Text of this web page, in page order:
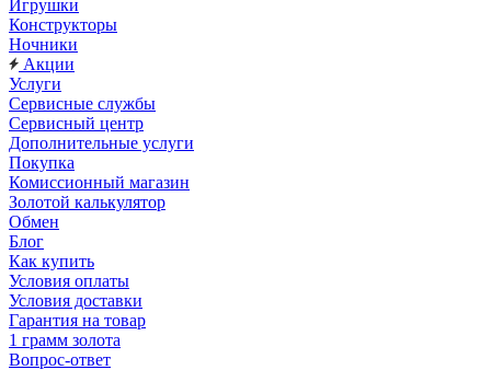
Игрушки
Конструкторы
Ночники
Акции
Услуги
Сервисные службы
Сервисный центр
Дополнительные услуги
Покупка
Комиссионный магазин
Золотой калькулятор
Обмен
Блог
Как купить
Условия оплаты
Условия доставки
Гарантия на товар
1 грамм золота
Вопрос-ответ